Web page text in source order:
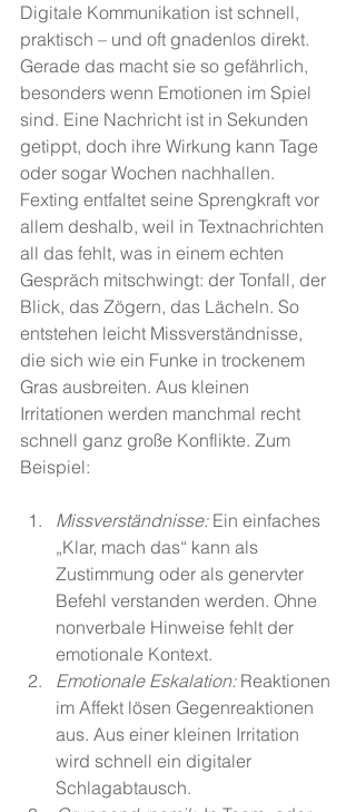
Digitale Kommunikation ist schnell,
praktisch – und oft gnadenlos direkt.
Gerade das macht sie so gefährlich,
besonders wenn Emotionen im Spiel
sind. Eine Nachricht ist in Sekunden
getippt, doch ihre Wirkung kann Tage
oder sogar Wochen nachhallen.
Fexting entfaltet seine Sprengkraft vor
allem deshalb, weil in Textnachrichten
all das fehlt, was in einem echten
Gespräch mitschwingt: der Tonfall, der
Blick, das Zögern, das Lächeln. So
entstehen leicht Missverständnisse,
die sich wie ein Funke in trockenem
Gras ausbreiten. Aus kleinen
Irritationen werden manchmal recht
schnell ganz große Konflikte. Zum
Beispiel:
Missverständnisse: Ein einfaches
„Klar, mach das“ kann als
Zustimmung oder als genervter
Befehl verstanden werden. Ohne
nonverbale Hinweise fehlt der
emotionale Kontext.
Emotionale Eskalation: Reaktionen
im Affekt lösen Gegenreaktionen
aus. Aus einer kleinen Irritation
wird schnell ein digitaler
Schlagabtausch.